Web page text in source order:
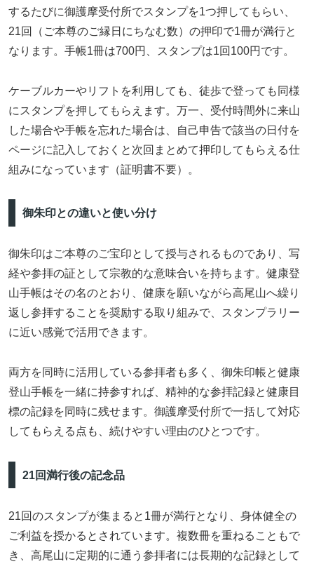
するたびに御護摩受付所でスタンプを1つ押してもらい、
21回（ご本尊のご縁日にちなむ数）の押印で1冊が満行と
なります。手帳1冊は700円、スタンプは1回100円です。
ケーブルカーやリフトを利用しても、徒歩で登っても同様
にスタンプを押してもらえます。万一、受付時間外に来山
した場合や手帳を忘れた場合は、自己申告で該当の日付を
ページに記入しておくと次回まとめて押印してもらえる仕
組みになっています（証明書不要）。
御朱印との違いと使い分け
御朱印はご本尊のご宝印として授与されるものであり、写
経や参拝の証として宗教的な意味合いを持ちます。健康登
山手帳はその名のとおり、健康を願いながら高尾山へ繰り
返し参拝することを奨励する取り組みで、スタンプラリー
に近い感覚で活用できます。
両方を同時に活用している参拝者も多く、御朱印帳と健康
登山手帳を一緒に持参すれば、精神的な参拝記録と健康目
標の記録を同時に残せます。御護摩受付所で一括して対応
してもらえる点も、続けやすい理由のひとつです。
21回満行後の記念品
21回のスタンプが集まると1冊が満行となり、身体健全の
ご利益を授かるとされています。複数冊を重ねることもで
き、高尾山に定期的に通う参拝者には長期的な記録として